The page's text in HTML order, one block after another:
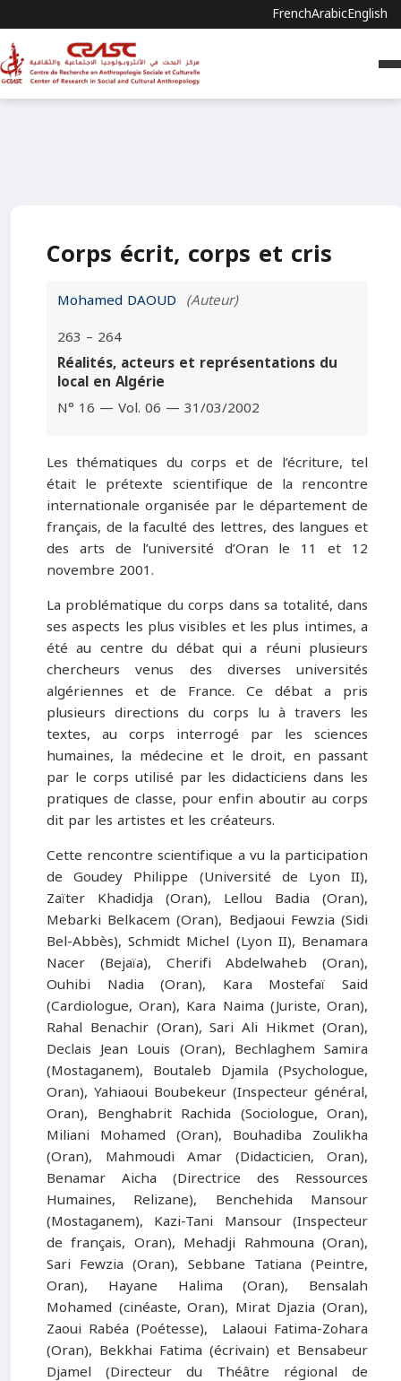
FrenchArabicEnglish
Corps écrit, corps et cris
Mohamed DAOUD (Auteur)
263 – 264
Réalités, acteurs et représentations du
local en Algérie
N° 16 — Vol. 06 — 31/03/2002
Les thématiques du corps et de l’écriture, tel
était le prétexte scientifique de la rencontre
internationale organisée par le département de
français, de la faculté des lettres, des langues et
des arts de l’université d’Oran le 11 et 12
novembre 2001.
La problématique du corps dans sa totalité, dans
ses aspects les plus visibles et les plus intimes, a
été au centre du débat qui a réuni plusieurs
chercheurs venus des diverses universités
algériennes et de France. Ce débat a pris
plusieurs directions du corps lu à travers les
textes, au corps interrogé par les sciences
humaines, la médecine et le droit, en passant
par le corps utilisé par les didacticiens dans les
pratiques de classe, pour enfin aboutir au corps
dit par les artistes et les créateurs.
Cette rencontre scientifique a vu la participation
de Goudey Philippe (Université de Lyon II),
Zaïter Khadidja (Oran), Lellou Badia (Oran),
Mebarki Belkacem (Oran), Bedjaoui Fewzia (Sidi
Bel-Abbès), Schmidt Michel (Lyon II), Benamara
Nacer (Bejaïa), Cherifi Abdelwaheb (Oran),
Ouhibi Nadia (Oran), Kara Mostefaï Said
(Cardiologue, Oran), Kara Naima (Juriste, Oran),
Rahal Benachir (Oran), Sari Ali Hikmet (Oran),
Declais Jean Louis (Oran), Bechlaghem Samira
(Mostaganem), Boutaleb Djamila (Psychologue,
Oran), Yahiaoui Boubekeur (Inspecteur général,
Oran), Benghabrit Rachida (Sociologue, Oran),
Miliani Mohamed (Oran), Bouhadiba Zoulikha
(Oran), Mahmoudi Amar (Didacticien, Oran),
Benamar Aicha (Directrice des Ressources
Humaines, Relizane), Benchehida Mansour
(Mostaganem), Kazi-Tani Mansour (Inspecteur
de français, Oran), Mehadji Rahmouna (Oran),
Sari Fewzia (Oran), Sebbane Tatiana (Peintre,
Oran), Hayane Halima (Oran), Bensalah
Mohamed (cinéaste, Oran), Mirat Djazia (Oran),
Zaoui Rabéa (Poétesse), Lalaoui Fatima-Zohara
(Oran), Bekkhai Fatima (écrivain) et Bensabeur
Djamel (Directeur du Théâtre régional de